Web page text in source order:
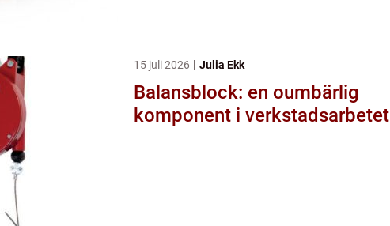
15 juli 2026 Julia Ekk
Balansblock: en oumbärlig
komponent i verkstadsarbetet